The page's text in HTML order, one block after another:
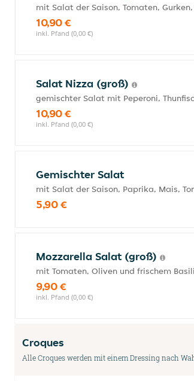
mit Salat der Saison, Tomaten,
10,90 €
inkl. Pfand (0,00 €)
Salat Nizza (groß)
gemischter Salat mit Peperoni,
10,90 €
inkl. Pfand (0,00 €)
Gemischter Salat
mit Salat der Saison, Paprika, Mais,
5,90 €
Mozzarella Salat (groß)
mit Tomaten, Oliven und frischem
9,90 €
inkl. Pfand (0,00 €)
Croques
Alle Croques werden mit einem Dressing nach